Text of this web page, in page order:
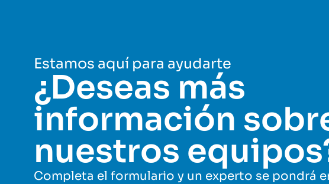
Estamos aquí para ayudarte
¿Deseas más
información
nuestros
Completa el formulario y un experto se pondrá